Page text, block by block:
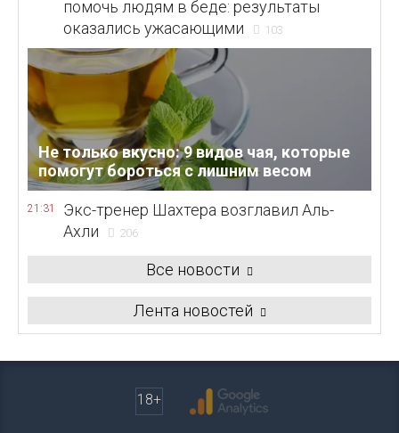
помочь людям в беде: результаты
оказались ужасающими
103
Не только вкусно: 9 видов чая, которые
помогут бороться с лишним весом
21:31
Экс-тренер Шахтера возглавил Аль-
Ахли
206
Все новости
Лента новостей
18+